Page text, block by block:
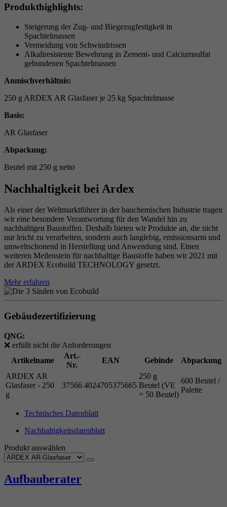
Produkthighlights:
Steigerung der Zug- und Biegezugfestigkeit in
Spachtelmassen
Vermeidung von Schwindrissen
Alkaliresistente Bewehrung in Zement- und Calciumsulfat
gebundenen Spachtelmassen
Anmischverhältnis:
250 g ARDEX AR Glasfaser je 25 kg Spachtelmasse
Basis:
AR Glasfaser
Abpackung:
Beutel mit 250 g netto
Nachhaltigkeit bei Ardex
Als einer der Weltmarktführer in der bauchemischen Industrie tragen
wir eine besondere Verantwortung für den Wandel hin zu
nachhaltigen Baustoffen. Deshalb bieten wir Produkte an, die nicht
nur leicht zu verarbeiten, sondern auch langlebig, emissionsarm und
umweltschonend in Herstellung und Anwendung sind. Einen
weiteren Meilenstein für nachhaltige Baustoffe haben wir 2021 mit
der ARDEX Ecobuild TECHNOLOGY gesetzt.
Mehr erfahren
Gebäudezertifizierung
QNG:
❌ erfüllt nicht die Anforderungen
Artikelname
Art.-
Nr.
EAN Gebinde
Abpackung
ARDEX AR
Glasfaser - 250
g
37566 4024705375665
250 g
Beutel (VE
= 50 Beutel)
600 Beutel /
Palette
Technisches Datenblatt
Nachhaltigkeitsdatenblatt
Produkt auswählen
Aufbauberater